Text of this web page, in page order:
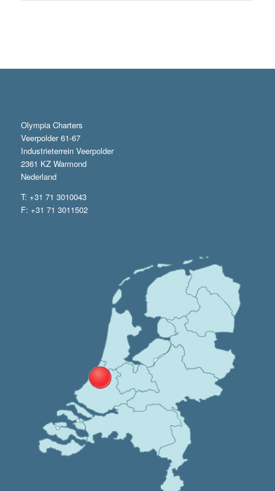
Olympia Charters
Veerpolder 61-67
Industrieterrein Veerpolder
2361 KZ Warmond
Nederland
T: +31 71 3010043
F: +31 71 3011502